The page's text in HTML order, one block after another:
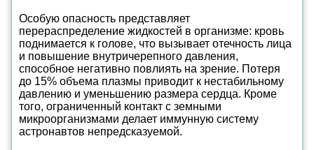
Особую опасность представляет
перераспределение жидкостей в организме: кровь
поднимается к голове, что вызывает отечность лица
и повышение внутричерепного давления,
способное негативно повлиять на зрение. Потеря
до 15% объема плазмы приводит к нестабильному
давлению и уменьшению размера сердца. Кроме
того, ограниченный контакт с земными
микроорганизмами делает иммунную систему
астронавтов непредсказуемой.